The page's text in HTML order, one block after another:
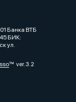
Банка ВТБ
БИК:
ул.
ver. 3.2